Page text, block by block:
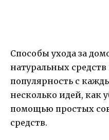
Способы ухода за
натуральных
популярность с
несколько идей, как
помощью простых
средств.